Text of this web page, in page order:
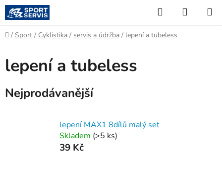
Přejít
na
obsah
Hledat
KOŠÍK
Domů
/ Sport / Cyklistika / servis a údržba / lepení a tubeless
lepení a tubeless
Nejprodávanější
lepení MAX1 8dílů malý set
Skladem (>5 ks)
39 Kč